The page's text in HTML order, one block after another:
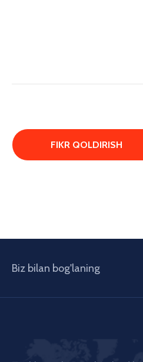
Biz bilan bog'laning